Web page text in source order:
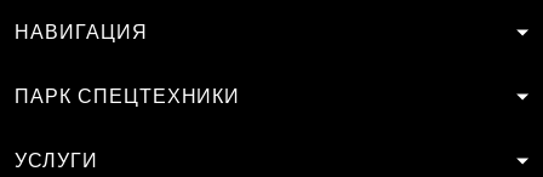
НАВИГАЦИЯ
ПАРК СПЕЦТЕХНИКИ
УСЛУГИ